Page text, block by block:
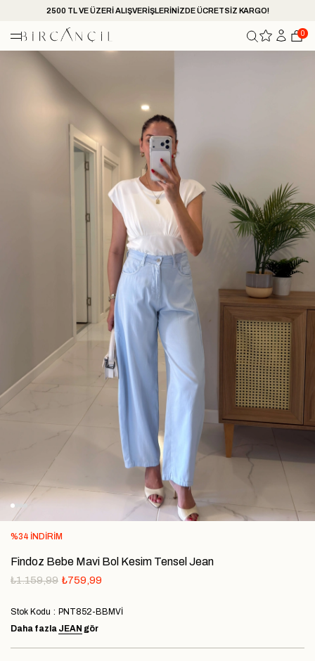
2500 TL VE ÜZERİ ALIŞVERİŞLERİNİZDE ÜCRETSİZ KARGO!
0
%34 İNDIRIM
Findoz Bebe Mavi Bol Kesim Tensel Jean
₺1.159,99 ₺759,99
Stok Kodu
PNT852-BBMVİ
Daha fazla JEAN gör